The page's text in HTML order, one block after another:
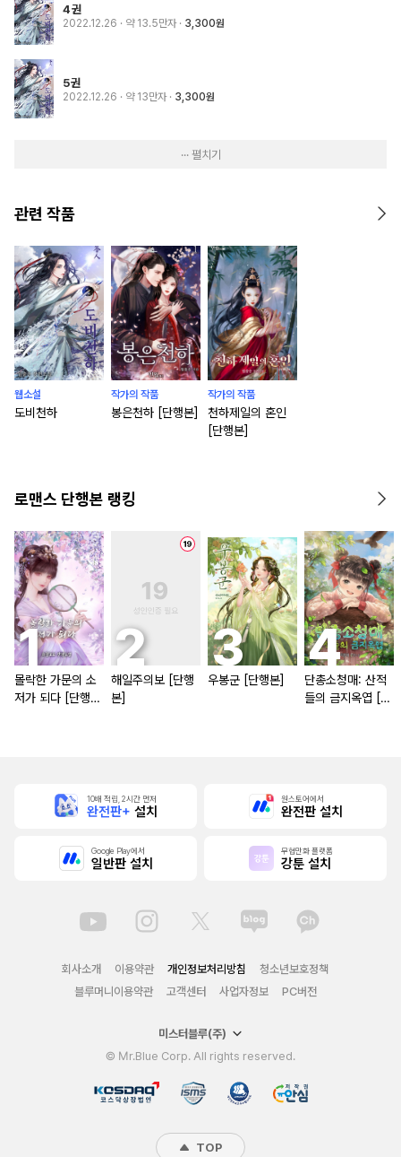
4권
2022.12.26 · 약 13.5만자 3,300원
5권
2022.12.26 · 약 13만자 3,300원
··· 펼치기
관련 작품
웹소설
도비천하
작가의 작품
봉은천하 [단행본]
작가의 작품
천하제일의 혼인
[단행본]
로맨스 단행본 랭킹
몰락한 가문의 소
저가 되다 [단행
해일주의보 [단행
본]
우봉군 [단행본]
단총소청매: 산적
들의 금지옥엽 [단
10배 적립, 2시간 먼저
완전판+ 설치
원스토어에서
완전판 설치
Google Play에서
일반판 설치
무협만화 플랫폼
강툰 설치
회사소개 이용약관 개인정보처리방침
청소년보호정책
블루머니이용약관
고객센터 사업자정보 PC버전
미스터블루(주)
© Mr.Blue Corp. All rights reserved.
TOP